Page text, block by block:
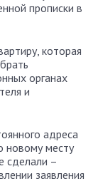
прописки в
которая
органах
и
адреса
новому месту
сделали –
заявления